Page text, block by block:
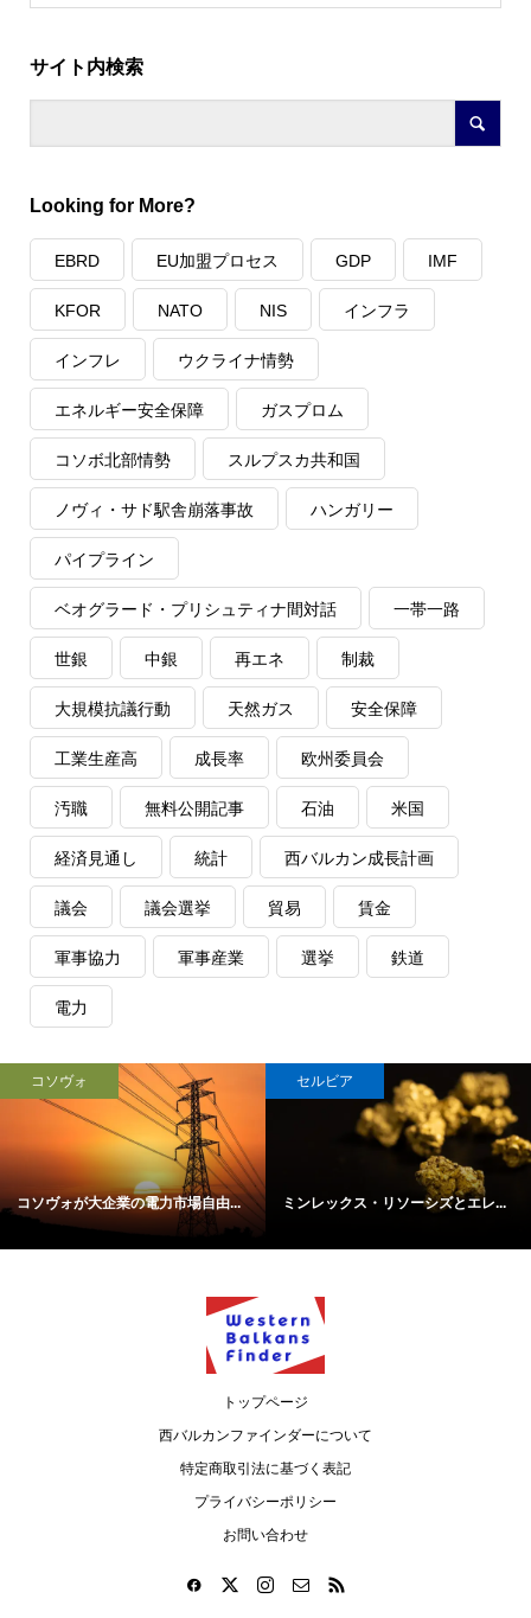
サイト内検索
Looking for More?
EBRD EU加盟プロセス GDP IMF
KFOR NATO NIS インフラ
インフレ ウクライナ情勢
エネルギー安全保障 ガスプロム
コソボ北部情勢 スルプスカ共和国
ノヴィ・サド駅舎崩落事故 ハンガリー
パイプライン
ベオグラード・プリシュティナ間対話 一帯一路
世銀 中銀 再エネ 制裁
大規模抗議行動 天然ガス 安全保障
工業生産高 成長率 欧州委員会
汚職 無料公開記事 石油 米国
経済見通し 統計 西バルカン成長計画
議会 議会選挙 貿易 賃金
軍事協力 軍事産業 選挙 鉄道
電力
コソヴォ
コソヴォが大企業の電力市場自由...
セルビア
ミンレックス・リソーシズとエレ...
トップページ
西バルカンファインダーについて
特定商取引法に基づく表記
プライバシーポリシー
お問い合わせ